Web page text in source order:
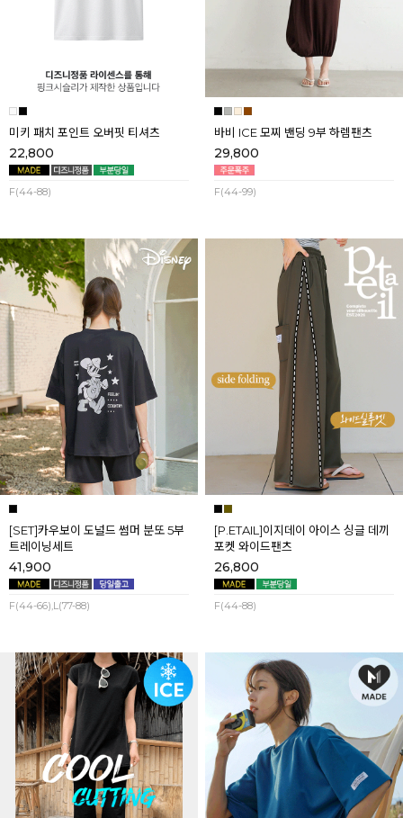
미키 패치 포인트 오버핏 티셔츠
22,800
F(44-88)
바비 ICE 모찌 밴딩 9부 하렘팬츠
29,800
F(44-99)
[SET]카우보이 도널드 썸머 분또 5부
트레이닝세트
41,900
F(44-66),L(77-88)
[P.ETAIL]이지데이 아이스 싱글 데끼
포켓 와이드팬츠
26,800
F(44-88)